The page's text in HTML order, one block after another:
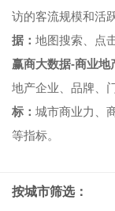
访的客流规模和活
据： 地图搜索、点
赢商大数据-商业地
地产企业、品牌、
标： 城市商业力、
等指标。
按城市筛选：